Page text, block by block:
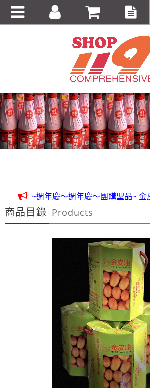
全台第一輛到府服務品牌服
~週年慶～週年慶～團購聖品~ 金
運費~買12瓶送1瓶~手腳要快喔～秋冬
100%美國OUTLET代購~全館美
2000元~按讚分享!9折!
全台第一輛到府服務品牌服
線:0953315349
100%美國正品~美國代購短T~全
~週年慶～週年慶～團購聖品~ 金
運費~買12瓶送1瓶~手腳要快喔～秋冬
100%美國OUTLET代購~全館美
2000元~按讚分享!9
商品目錄 Products